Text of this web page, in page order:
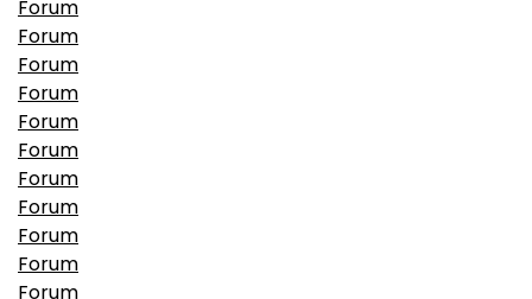
Forum
Forum
Forum
Forum
Forum
Forum
Forum
Forum
Forum
Forum
Forum